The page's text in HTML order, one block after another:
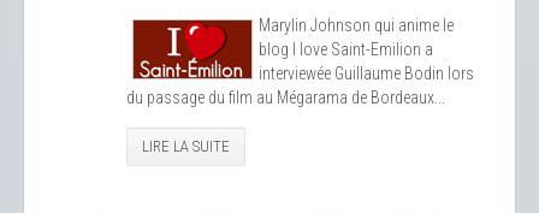
Marylin Johnson qui anime le
blog I love Saint-Emilion a
interviewée Guillaume Bodin lors
du passage du film au Mégarama de Bordeaux...
LIRE LA SUITE